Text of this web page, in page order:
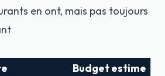
en ont, mais pas toujours
Budget estime